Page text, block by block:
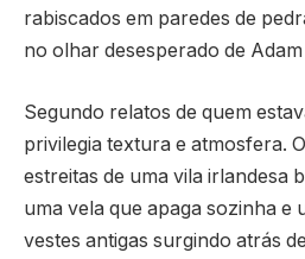
rabiscados em paredes de
no olhar desesperado de
Segundo relatos de quem
privilegia textura e atmosfera.
estreitas de uma vila irlandesa
uma vela que apaga sozinha e
vestes antigas surgindo atrás